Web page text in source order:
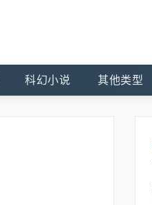
科幻小说 其他类型